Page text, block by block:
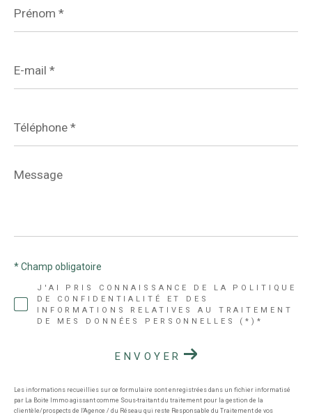
*
mail
*
*
Message
*
J'AI PRIS CONNAISSANCE DE LA POLITIQUE
DE CONFIDENTIALITÉ ET DES
INFORMATIONS RELATIVES AU TRAITEMENT
DE MES DONNÉES PERSONNELLES (*)*
* Champ obligatoire
ENVOYER
Les informations recueillies sur ce formulaire sont enregistrées dans un fichier informatisé
par La Boite Immo agissant comme Sous-traitant du traitement pour la gestion de la
clientèle/prospects de l'Agence / du Réseau qui reste Responsable du Traitement de vos